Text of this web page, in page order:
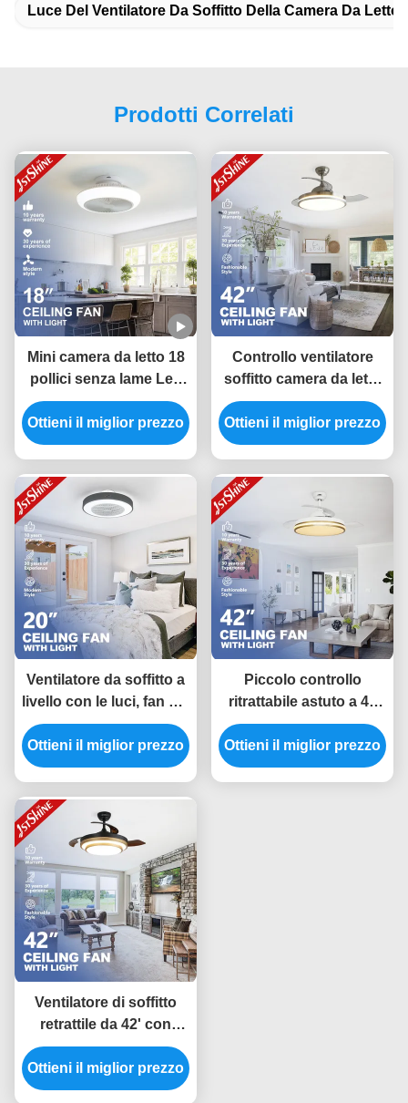
Luce Del Ventilatore Da Soffitto Della Camera Da Letto
Prodotti Correlati
Mini camera da letto 18
pollici senza lame Led
soffitto ventilatore Dc
motore 6 velocità
telecomando
Ottieni il miglior prezzo
Controllo ventilatore
soffitto camera da letto
42 pollici Invisibile
camera ventilatore luce
basso rumore
Ottieni il miglior prezzo
Ventilatore da soffitto a
livello con le luci, fan del
supporto del motore
silenzioso di CC di
basso profilo per la
Ottieni il miglior prezzo
Piccolo controllo
ritrattabile astuto a 42
pollici di Wifi del
ventilatore da soffitto
della luce del LED per la
Ottieni il miglior prezzo
Ventilatore di soffitto
retrattile da 42' con
motore a corrente
continua AMD a luce a
LED dimmabile
Ottieni il miglior prezzo